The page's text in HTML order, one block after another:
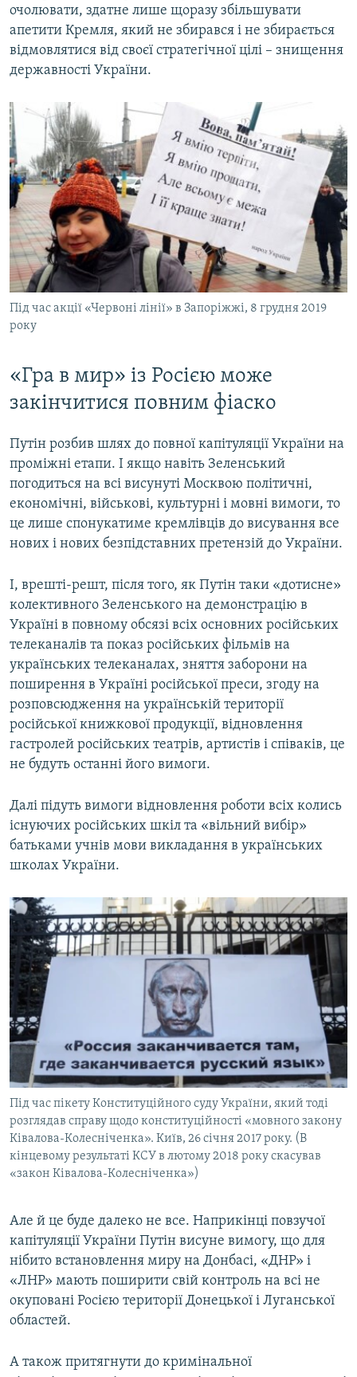
очолювати, здатне лише щоразу збільшувати
апетити Кремля, який не збирався і не збирається
відмовлятися від своєї стратегічної цілі – знищення
державності України.
Під час акції «Червоні лінії» в Запоріжжі, 8 грудня 2019
року
«Гра в мир» із Росією може
закінчитися повним фіаско
Путін розбив шлях до повної капітуляції України на
проміжні етапи. І якщо навіть Зеленський
погодиться на всі висунуті Москвою політичні,
економічні, військові, культурні і мовні вимоги, то
це лише спонукатиме кремлівців до висування все
нових і нових безпідставних претензій до України.
І, врешті-решт, після того, як Путін таки «дотисне»
колективного Зеленського на демонстрацію в
Україні в повному обсязі всіх основних російських
телеканалів та показ російських фільмів на
українських телеканалах, зняття заборони на
поширення в Україні російської преси, згоду на
розповсюдження на українській території
російської книжкової продукції, відновлення
гастролей російських театрів, артистів і співаків, це
не будуть останні його вимоги.
Далі підуть вимоги відновлення роботи всіх колись
існуючих російських шкіл та «вільний вибір»
батьками учнів мови викладання в українських
школах України.
Під час пікету Конституційного суду України, який тоді
розглядав справу щодо конституційності «мовного закону
Ківалова-Колесніченка». Київ, 26 січня 2017 року. (В
кінцевому результаті КСУ в лютому 2018 року скасував
«закон Ківалова-Колесніченка»)
Але й це буде далеко не все. Наприкінці повзучої
капітуляції України Путін висуне вимогу, що для
нібито встановлення миру на Донбасі, «ДНР» і
«ЛНР» мають поширити свій контроль на всі не
окуповані Росією території Донецької і Луганської
областей.
А також притягнути до кримінальної